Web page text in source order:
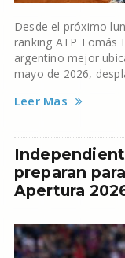
Desde el próximo
ranking ATP Tomás
argentino mejor
mayo de 2026,
Leer Mas
preparan
Apertura